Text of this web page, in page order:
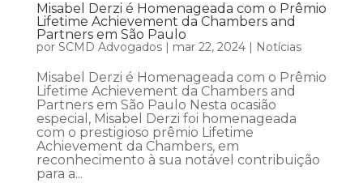
Misabel Derzi é Homenageada com o Prêmio
Lifetime Achievement da Chambers and
Partners em São Paulo
por SCMD Advogados| mar 22, 2024| Notícias
Misabel Derzi é Homenageada com o Prêmio
Lifetime Achievement da Chambers and
Partners em São Paulo Nesta ocasião
especial, Misabel Derzi foi homenageada
com o prestigioso prêmio Lifetime
Achievement da Chambers, em
reconhecimento à sua notável contribuição
para a...